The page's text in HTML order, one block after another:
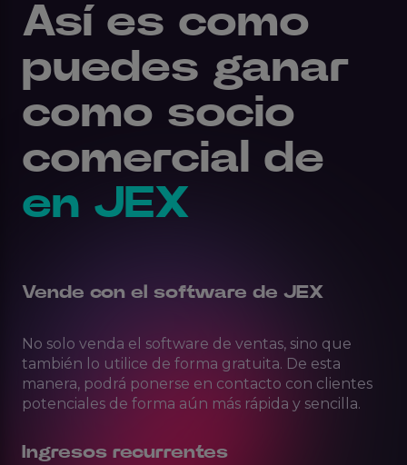
Así es como
puedes ganar
como socio
comercial de
en JEX
Vende con el software de JEX
No solo venda el software de ventas, sino que
también lo utilice de forma gratuita. De esta
manera, podrá ponerse en contacto con clientes
potenciales de forma aún más rápida y sencilla.
Ingresos recurrentes